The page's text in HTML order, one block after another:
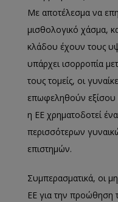
Με αποτέλεσμα να
μισθολογικό χάσμα,
κλάδου έχουν τους
υπάρχει ισορροπία
τους τομείς, οι
επωφεληθούν εξίσου
η ΕΕ χρηματοδοτεί
περισσότερων
επιστημών.
Συμπερασματικά, οι
ΕΕ για την προώθηση